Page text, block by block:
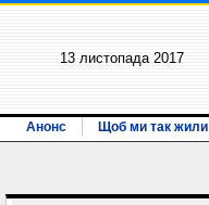
13 листопада 2017
Анонс Щоб ми так жили